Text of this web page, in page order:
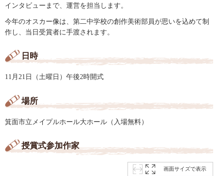
インタビューまで、運営を担当します。
今年のオスカー像は、第二中学校の創作美術部員が思いを込めて制
作し、当日受賞者に手渡されます。
日時
11月21日（土曜日）午後2時開式
場所
箕面市立メイプルホール大ホール（入場無料）
授賞式参加作家
画面サイズで表示